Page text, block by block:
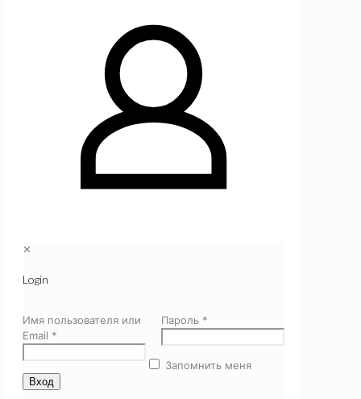
✕
Login
Имя пользователя или
Email *
Пароль *
Запомнить меня
Вход